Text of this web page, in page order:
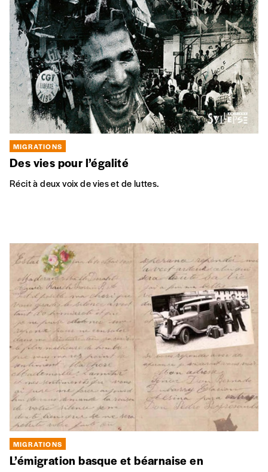
MIGRATIONS
Tunisien·ne·s de Belgique
Contrairement à la France, il existe très peu de recherches sur
la petite communauté tunisienne en Belgique. Focus sur
cette communauté qui fête ses 50 ans de présence dans le
royaume.
Constructions identitaires et stratégies
les histoires familiales, collectives et individuelles de trois
générations d’hommes marocains en Belgique.
Présences tunisiennes en Belgique
Une vingtaine de témoignages de femmes et d’hommes de
trois générations de Tunisiens en Belgique, leur intégration
par le travail, la scolarité des enfants qui ressemble parfois à
un sport de combat.
CITOYENNETÉ INTERCULTURALITÉ MIGRATIONS